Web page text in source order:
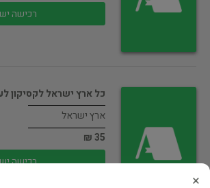
רכישה
כל ארץ ישראל לקסיקון
ארץ ישראל
35 ₪
רכישה
×